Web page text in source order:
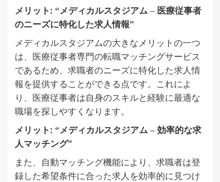
メリット: “メディカルスタジアム – 医療従事者
のニーズに特化した求人情報”
メディカルスタジアムの大きなメリットの一つ
は、医療従事者専門の転職マッチングサービス
であるため、求職者のニーズに特化した求人情
報を提供することができる点です。これによ
り、医療従事者は自身のスキルと経験に最適な
職場を探しやすくなります。
メリット: “メディカルスタジアム – 効率的な求
人マッチング”
また、自動マッチング機能により、求職者は登
録した希望条件に合った求人を効率的に見つけ